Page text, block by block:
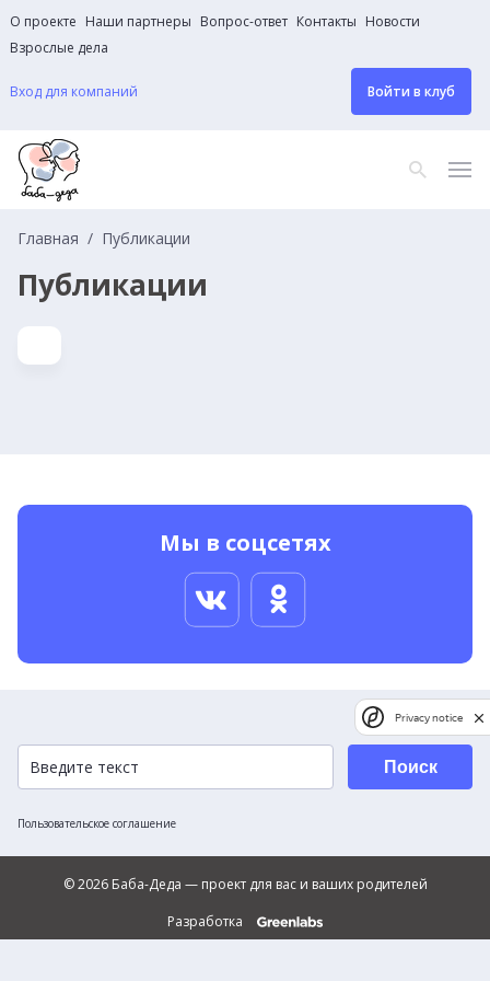
О проекте Наши партнеры Вопрос-ответ Контакты Новости
Взрослые дела
Вход для компаний Войти в клуб
Главная Публикации
Публикации
Мы в соцсетях
Пользовательское соглашение
Поиск
© 2026 Баба-Деда — проект для вас и ваших родителей
Разработка
Privacy notice